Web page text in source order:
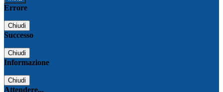
Errore
Chiudi
Successo
Chiudi
Informazione
Chiudi
Attendere...